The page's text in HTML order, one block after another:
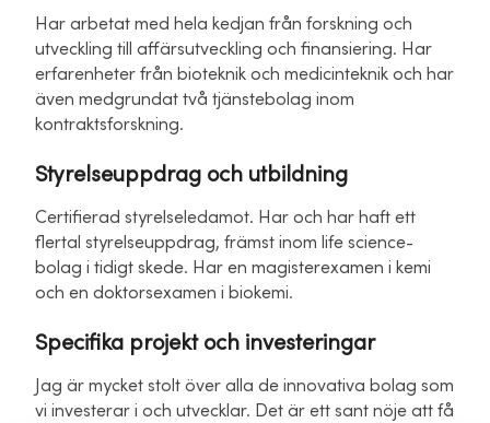
Har arbetat med hela kedjan från forskning och
utveckling till affärsutveckling och finansiering. Har
erfarenheter från bioteknik och medicinteknik och har
även medgrundat två tjänstebolag inom
kontraktsforskning.
Styrelseuppdrag och utbildning
Certifierad styrelseledamot. Har och har haft ett
flertal styrelseuppdrag, främst inom life science-
bolag i tidigt skede. Har en magisterexamen i kemi
och en doktorsexamen i biokemi.
Specifika projekt och investeringar
Jag är mycket stolt över alla de innovativa bolag som
vi investerar i och utvecklar. Det är ett sant nöje att få